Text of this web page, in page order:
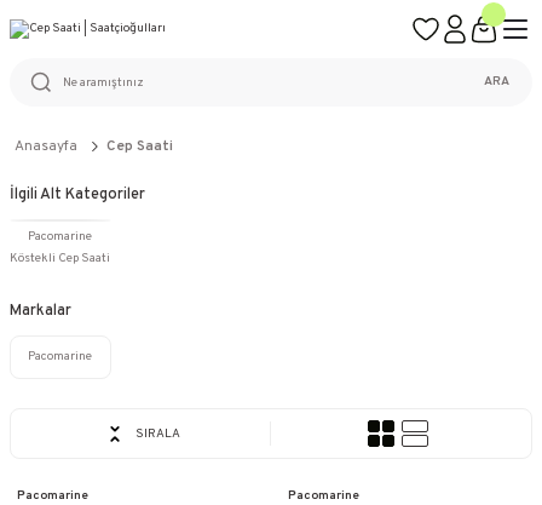
ARA
Anasayfa Cep Saati
İlgili Alt Kategoriler
Pacomarine
Köstekli Cep Saati
Markalar
Pacomarine
SIRALA
Pacomarine Pacomarine